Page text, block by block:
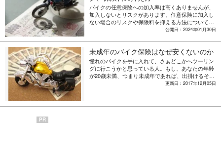
バイクの任意保険への加入率は高くありませんが、
加入しないとリスクがあります。任意保険に加入し
ない場合のリスクや保険料を抑える方法について解
公開日：2024年01月30日
未成年のバイク保険はなぜ安くないのか
憧れのバイクを手に入れて、さぁどこかへツーリン
グに行こうかと思っている人。もし、あなたの年齢
が20歳未満、つまり未成年であれば、出掛けるその
前に万が一の準備は万全かチェックしてみてくださ
成年のバイク保険について加入方法や保険料につい
更新日：2017年12月05日
PR